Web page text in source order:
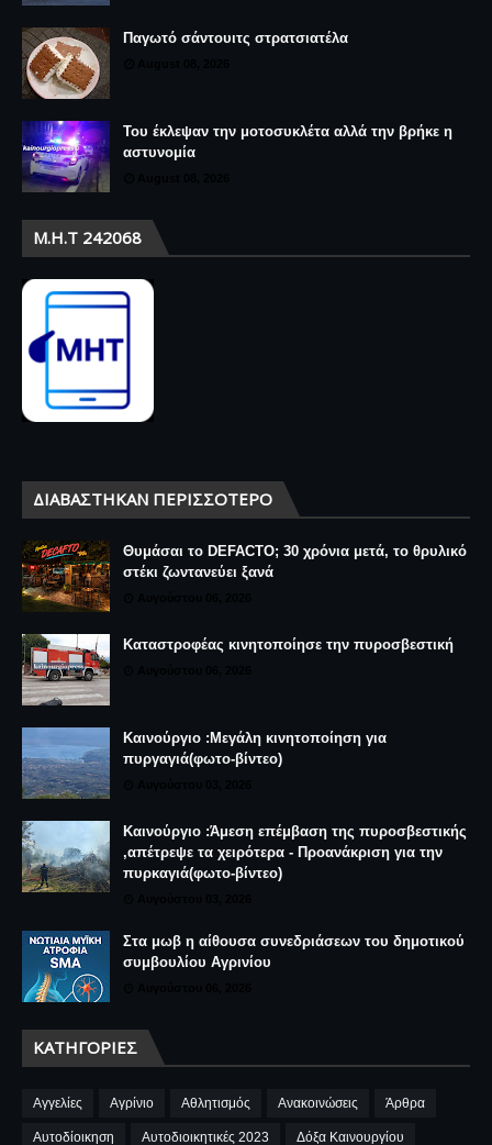
Παγωτό σάντουιτς στρατσιατέλα
Του έκλεψαν την μοτοσυκλέτα αλλά την βρήκε η
αστυνομία
Μ.Η.Τ 242068
ΔΙΑΒΆΣΤΗΚΑΝ ΠΕΡΙΣΣΌΤΕΡΟ
Θυμάσαι το DEFACTO; 30 χρόνια μετά, το θρυλικό
στέκι ζωντανεύει ξανά
Καταστροφέας κινητοποίησε την πυροσβεστική
Καινούργιο :Μεγάλη κινητοποίηση για
πυργαγιά(φωτο-βίντεο)
Καινούργιο :Άμεση επέμβαση της πυροσβεστικής
,απέτρεψε τα χειρότερα - Προανάκριση για την
πυρκαγιά(φωτο-βίντεο)
Στα μωβ η αίθουσα συνεδριάσεων του δημοτικού
συμβουλίου Αγρινίου
ΚΑΤΗΓΟΡΊΕΣ
Αγγελίες Αγρίνιο Αθλητισμός Ανακοινώσεις Άρθρα
Αυτοδίοικηση Αυτοδιοικητικές 2023 Δόξα Καινουργίου